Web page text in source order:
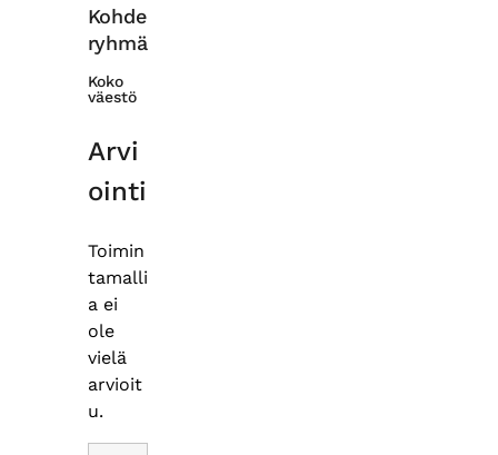
Kohde
ryhmä
Koko
väestö
Arvi
ointi
Toimin
tamalli
a ei
ole
vielä
arvioit
u.